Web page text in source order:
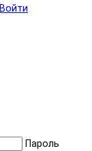
Войти
Пароль